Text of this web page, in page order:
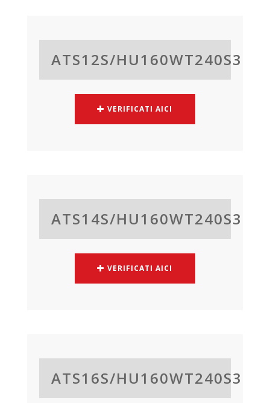
ATS12S/HU160WT240S3
VERIFICATI AICI
ATS14S/HU160WT240S3
VERIFICATI AICI
ATS16S/HU160WT240S3